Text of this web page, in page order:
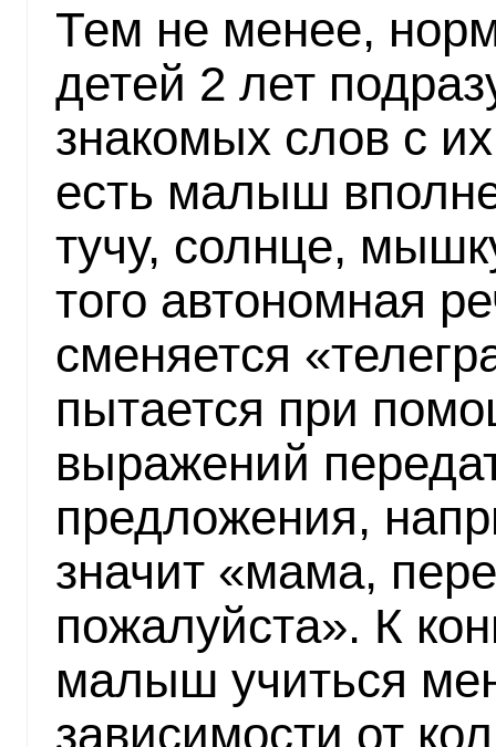
Тем не менее,
детей 2 лет
знакомых слов с
есть малыш
тучу, солнце,
того автономная
сменяется
пытается при
выражений
предложения,
значит «мама,
пожалуйста». К
малыш учиться
зависимости от